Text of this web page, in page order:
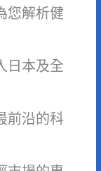
您解析健
日本及全
前沿的科